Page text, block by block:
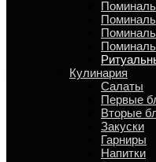
Кулинария
Салаты
Первые
Вторые
Закуски
Гарниры
Напитки
Поминальные обеды
Ритуальные